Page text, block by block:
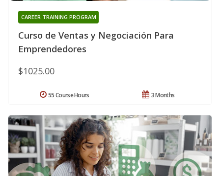
Curso de Ventas y Negociación Para
Emprendedores
CAREER TRAINING PROGRAM
$1025.00
3 Months
55 Course Hours